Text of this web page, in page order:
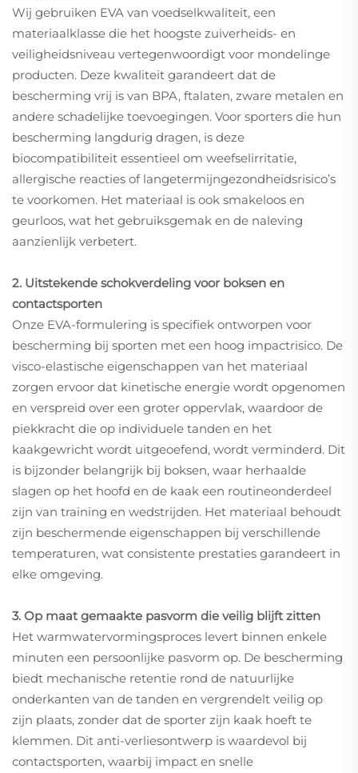
Wij gebruiken EVA van voedselkwaliteit, een
materiaalklasse die het hoogste zuiverheids- en
veiligheidsniveau vertegenwoordigt voor mondelinge
producten. Deze kwaliteit garandeert dat de
bescherming vrij is van BPA, ftalaten, zware metalen en
andere schadelijke toevoegingen. Voor sporters die hun
bescherming langdurig dragen, is deze
biocompatibiliteit essentieel om weefselirritatie,
allergische reacties of langetermijngezondheidsrisico’s
te voorkomen. Het materiaal is ook smakeloos en
geurloos, wat het gebruiksgemak en de naleving
aanzienlijk verbetert.
2. Uitstekende schokverdeling voor boksen en
contactsporten
Onze EVA-formulering is specifiek ontworpen voor
bescherming bij sporten met een hoog impactrisico. De
visco-elastische eigenschappen van het materiaal
zorgen ervoor dat kinetische energie wordt opgenomen
en verspreid over een groter oppervlak, waardoor de
piekkracht die op individuele tanden en het
kaakgewricht wordt uitgeoefend, wordt verminderd. Dit
is bijzonder belangrijk bij boksen, waar herhaalde
slagen op het hoofd en de kaak een routineonderdeel
zijn van training en wedstrijden. Het materiaal behoudt
zijn beschermende eigenschappen bij verschillende
temperaturen, wat consistente prestaties garandeert in
elke omgeving.
3. Op maat gemaakte pasvorm die veilig blijft zitten
Het warmwatervormingsproces levert binnen enkele
minuten een persoonlijke pasvorm op. De bescherming
biedt mechanische retentie rond de natuurlijke
onderkanten van de tanden en vergrendelt veilig op
zijn plaats, zonder dat de sporter zijn kaak hoeft te
klemmen. Dit anti-verliesontwerp is waardevol bij
contactsporten, waarbij impact en snelle